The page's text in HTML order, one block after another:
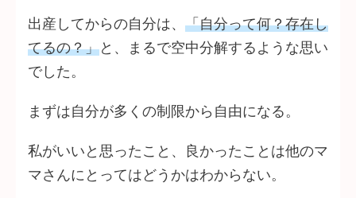
出産してからの自分は、 「自分って何？存在し
てるの？」と、まるで空中分解するような思い
でした。
まずは自分が多くの制限から自由になる。
私がいいと思ったこと、良かったことは他のマ
マさんにとってはどうかはわからない。